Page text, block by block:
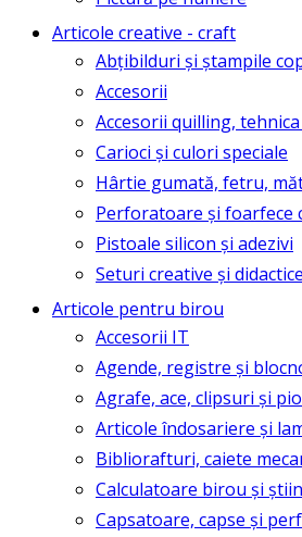
Articole creative - craft
Abțibilduri și ștampile
Accesorii
Accesorii quilling,
Carioci și culori speciale
Hârtie gumată, fetru,
Perforatoare și foarfece
Pistoale silicon și adezivi
Seturi creative și didactice
Articole pentru birou
Accesorii IT
Agende, registre și
Agrafe, ace, clipsuri și
Articole îndosariere și
Bibliorafturi, caiete
Calculatoare birou și
Capsatoare, capse și